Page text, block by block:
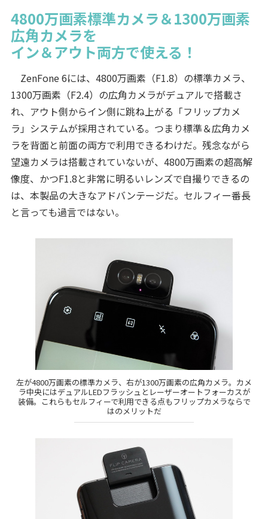
4800万画素標準カメラ＆1300万画素
広角カメラを
イン＆アウト両方で使える！
ZenFone 6には、4800万画素（F1.8）の標準カメラ、
1300万画素（F2.4）の広角カメラがデュアルで搭載さ
れ、アウト側からイン側に跳ね上がる「フリップカメ
ラ」システムが採用されている。つまり標準＆広角カメ
ラを背面と前面の両方で利用できるわけだ。残念ながら
望遠カメラは搭載されていないが、4800万画素の超高解
像度、かつF1.8と非常に明るいレンズで自撮りできるの
は、本製品の大きなアドバンテージだ。セルフィー番長
と言っても過言ではない。
左が4800万画素の標準カメラ、右が1300万画素の広角カメラ。カメ
ラ中央にはデュアルLEDフラッシュとレーザーオートフォーカスが
装備。これらもセルフィーで利用できる点もフリップカメラならで
はのメリットだ